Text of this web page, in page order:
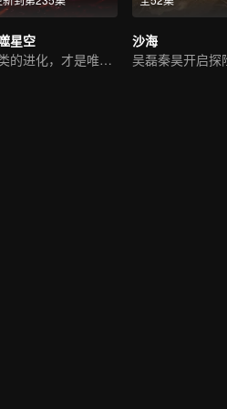
星空
人类的进化，才是唯一答案
沙海
吴磊秦昊开启探